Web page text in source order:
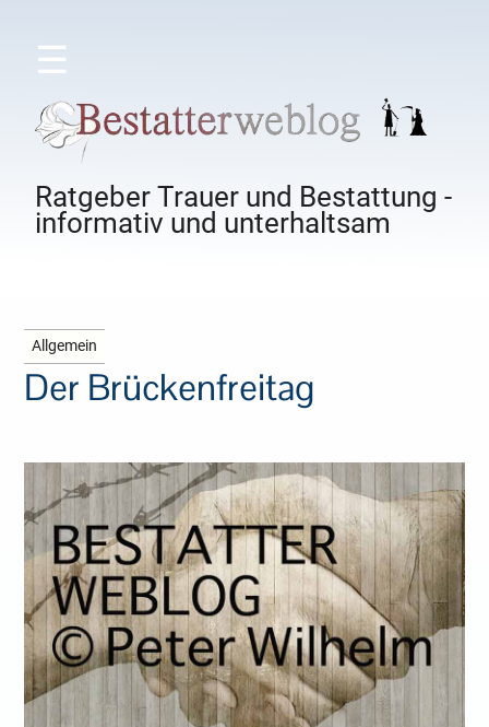
☰
Ratgeber Trauer und Bestattung -
informativ und unterhaltsam
Allgemein
Der Brückenfreitag